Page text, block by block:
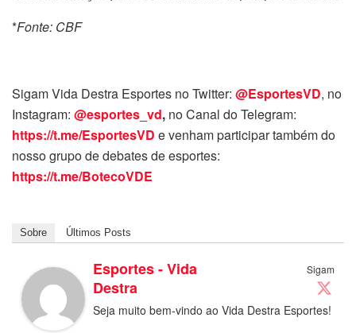
*Fonte: CBF
Sigam Vida Destra Esportes no Twitter: @EsportesVD, no
Instagram: @esportes_vd, no Canal do Telegram:
https://t.me/EsportesVD e venham participar também do
nosso grupo de debates de esportes:
https://t.me/BotecoVDE
Sobre Últimos Posts
Sigam
Esportes - Vida
Destra
Seja muito bem-vindo ao Vida Destra Esportes!